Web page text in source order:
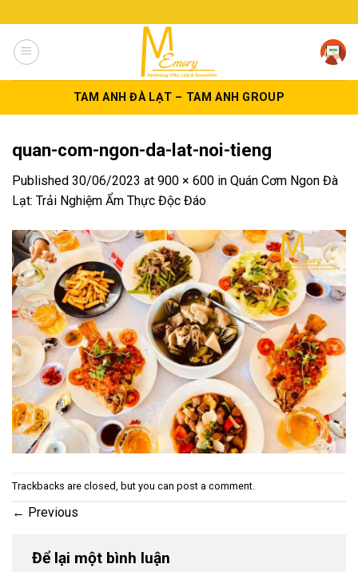
to
content
TAM ANH ĐÀ LẠT – TAM ANH GROUP
quan-com-ngon-da-lat-noi-tieng
Published 30/06/2023 at 900 × 600 in Quán Cơm Ngon Đà
Lạt: Trải Nghiệm Ẩm Thực Độc Đáo
Trackbacks are closed, but you can post a comment.
← Previous
Để lại một bình luận